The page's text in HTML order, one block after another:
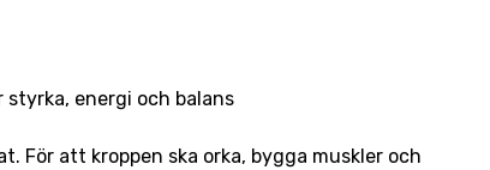
energi och balans
För att kroppen ska orka, bygga muskler och